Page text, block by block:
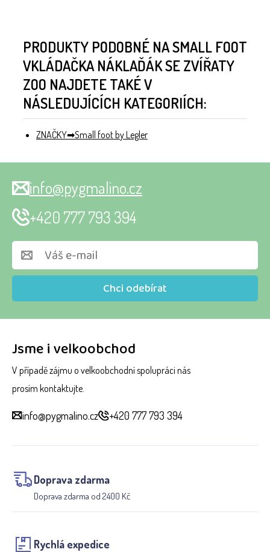
PRODUKTY PODOBNÉ NA SMALL FOOT
VKLÁDAČKA NÁKLAĎÁK SE ZVÍŘATY
ZOO NAJDETE TAKÉ V
NÁSLEDUJÍCÍCH KATEGORIÍCH:
ZNAČKY Small foot by Legler
Jsme i velkoobchod
V případě zájmu o velkoobchodní spolupráci nás
prosím kontaktujte.
info@pygmalino.cz +420 777 793 394
Doprava zdarma
Doprava zdarma od 2400 Kč
Rychlá expedice
Chci odebírat
info@pygmalino.cz
+420 777 793 394